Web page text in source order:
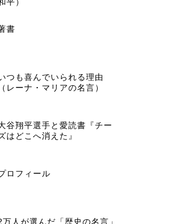
平）
書
つも喜んでいられる理由
（レーナ・マリアの名言）
谷翔平選手と愛読書『チー
はどこへ消えた』
ロフィール
万人が選んだ「歴史の名言」